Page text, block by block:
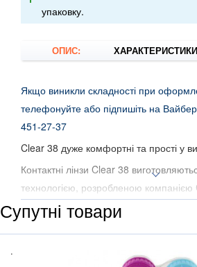
упаковку.
ОПИС: ХАРАКТЕРИСТИКИ
Якщо виникли складності при
телефонуйте або підпишіть на
451-27-37
Clear 38 дуже комфортні та прості у
Контактні лінзи Clear 38
технологією, розробленою
виготовлення високоякісних лінз із
Матеріал, з якого роблять Clear 38, є
прозорими протягом усього періоду
Супутні товари
.